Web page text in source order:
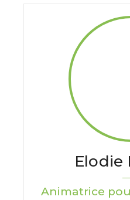
Elodie
Animatrice